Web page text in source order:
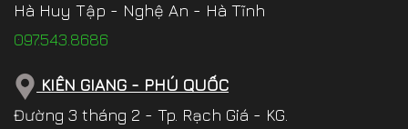
Hà Huy Tập - Nghệ An - Hà Tĩnh
097.543.8686
KIÊN GIANG - PHÚ QUỐC
Đường 3 tháng 2 - Tp. Rạch Giá - KG.